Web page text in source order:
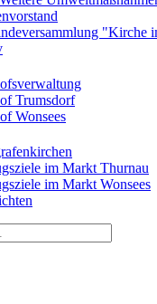
"Kirche
Trumsdorf
Wonsees
im Markt Thurnau
im Markt Wonsees